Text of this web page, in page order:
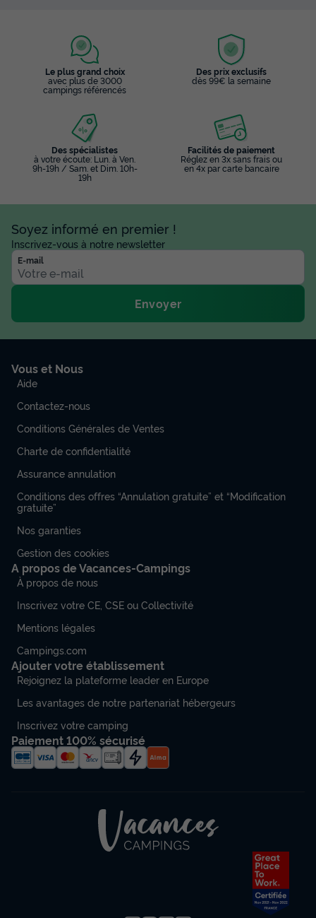
Le plus grand choix
avec plus de 3000
campings référencés
Des prix exclusifs
dès 99€ la semaine
Des spécialistes
à votre écoute: Lun. à Ven.
9h-19h / Sam. et Dim. 10h-
19h
Facilités de paiement
Réglez en 3x sans frais ou
en 4x par carte bancaire
Soyez informé en premier !
Inscrivez-vous à notre newsletter
E-mail
Envoyer
Vous et Nous
Aide
Contactez-nous
Conditions Générales de Ventes
Charte de confidentialité
Assurance annulation
Conditions des offres “Annulation gratuite” et “Modification
gratuite”
Nos garanties
Gestion des cookies
A propos de Vacances-Campings
À propos de nous
Inscrivez votre CE, CSE ou Collectivité
Mentions légales
Campings.com
Ajouter votre établissement
Rejoignez la plateforme leader en Europe
Les avantages de notre partenariat hébergeurs
Inscrivez votre camping
Paiement 100% sécurisé